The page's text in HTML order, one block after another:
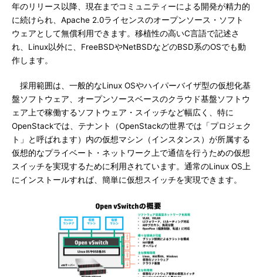
年のリリース以降、現在までコミュニティーによる開発が精力的
に続けられ、Apache 2.0ライセンスのオープンソース・ソフト
ウェアとして無償利用できます。移植性の高いC言語で記述さ
れ、Linux以外に、FreeBSDやNetBSDなどのBSD系のOSでも動
作します。
採用範囲は、一般的なLinux OSやハイパーバイザ型の仮想化基
盤ソフトウェア、オープンソースベースのクラウド基盤ソフトウ
ェア上で稼働するソフトウェア・スイッチなど幅広く、特に
OpenStackでは、テナント（OpenStackの世界では「プロジェク
ト」と呼ばれます）内の仮想マシン（インスタンス）が所属する
仮想的なプライベート・ネットワーク上で通信を行うための仮想
スイッチを実現するために利用されています。通常のLinux OS上
にインストールすれば、簡単に仮想スイッチを実現できます。